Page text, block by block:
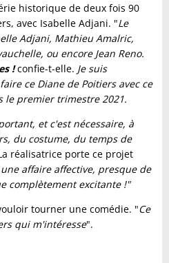
historique de deux fois 90
avec Isabelle Adjani. "Le
Adjani, Mathieu Amalric,
ou encore Jean Reno.
!confie-t-elle. Je suis
ce Diane de Poitiers avec ce
le premier trimestre 2021.
et c'est nécessaire, à
du costume, du temps de
réalisatrice porte ce projet
une affaire affective, presque de
complètement excitante !"
tourner une comédie. "Ce
qui m'intéresse".